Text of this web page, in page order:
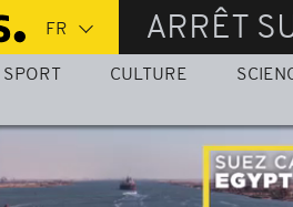
ARRÊT
SPORT CULTURE